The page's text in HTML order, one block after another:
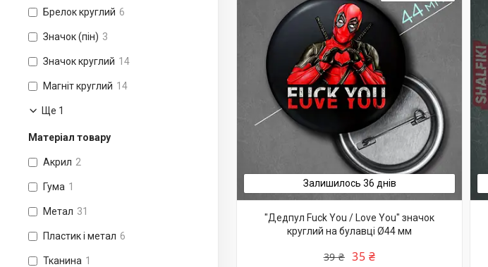
Брелок круглий 6
Значок (пін) 3
Значок круглий 14
Магніт круглий 14
Ще 1
Матеріал товару
Акрил 2
Гума 1
Метал 31
Пластик і метал 6
Тканина 1
Залишилось 36 днів
"Дедпул Fuck You / Love You" значок
круглий на булавці Ø44 мм
39 ₴ 35 ₴